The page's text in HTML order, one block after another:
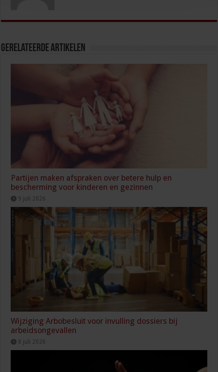
Gerelateerde Artikelen
Partijen maken afspraken over betere hulp en
bescherming voor kinderen en gezinnen
9 juli 2026
Wijziging Arbobesluit voor invulling dossiers bij
arbeidsongevallen
8 juli 2026